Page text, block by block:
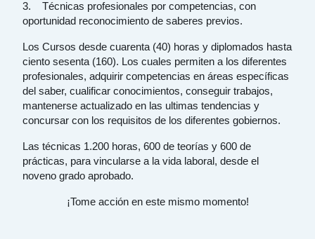
3. Técnicas profesionales por competencias, con
oportunidad reconocimiento de saberes previos.
Los Cursos desde cuarenta (40) horas y diplomados hasta
ciento sesenta (160). Los cuales permiten a los diferentes
profesionales, adquirir competencias en áreas específicas
del saber, cualificar conocimientos, conseguir trabajos,
mantenerse actualizado en las ultimas tendencias y
concursar con los requisitos de los diferentes gobiernos.
Las técnicas 1.200 horas, 600 de teorías y 600 de
prácticas, para vincularse a la vida laboral, desde el
noveno grado aprobado.
¡Tome acción en este mismo momento!